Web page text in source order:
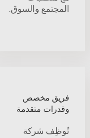
المجتمع والسوق.
فريق مخصص
وقدرات متقدمة
تُوظِف شركة